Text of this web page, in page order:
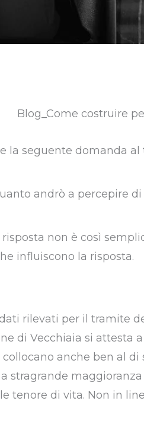
la seguente domanda
andrò a percepire
non è così
influiscono la risposta.
rilevati per il tramite
di Vecchiaia si attesta
anche ben al di
stragrande maggioranza
tenore di vita. Non in